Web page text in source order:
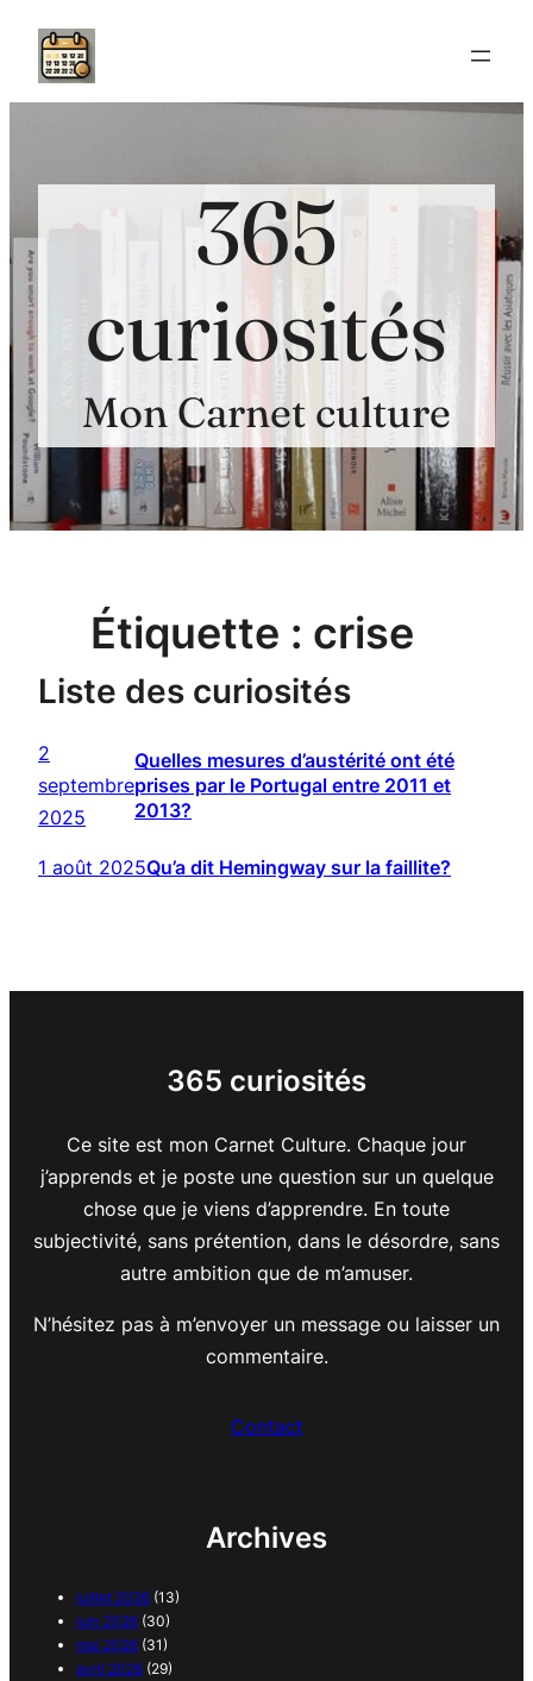
Aller
contenu
365
curiosités
Mon Carnet culture
Étiquette : crise
Liste des curiosités
2
septembre
2025
Quelles mesures d’austérité ont été
prises par le Portugal entre 2011 et
2013?
1 août 2025Qu’a dit Hemingway sur la faillite?
365 curiosités
Ce site est mon Carnet Culture. Chaque jour
j’apprends et je poste une question sur un quelque
chose que je viens d’apprendre. En toute
subjectivité, sans prétention, dans le désordre, sans
autre ambition que de m’amuser.
N’hésitez pas à m’envoyer un message ou laisser un
commentaire.
Contact
Archives
juillet 2026 (13)
juin 2026 (30)
mai 2026 (31)
avril 2026 (29)